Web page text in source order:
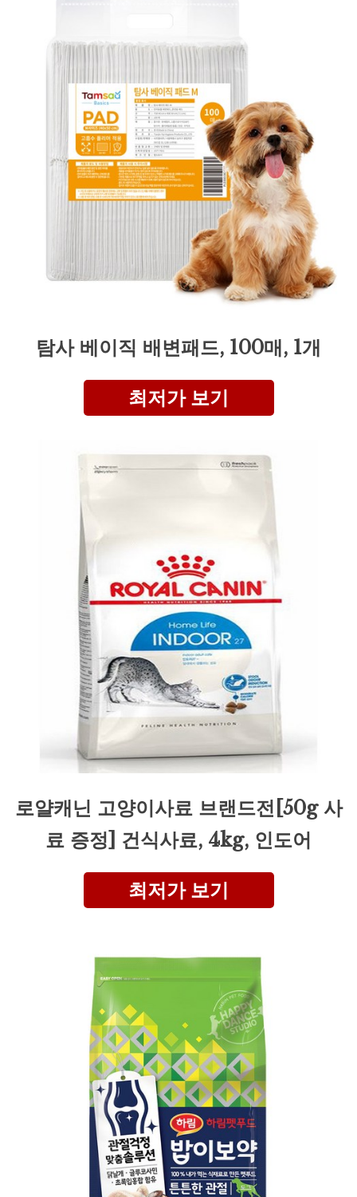
탐사 베이직 배변패드, 100매, 1개
최저가 보기
로얄캐닌 고양이사료 브랜드전[50g 사
료 증정] 건식사료, 4kg, 인도어
최저가 보기